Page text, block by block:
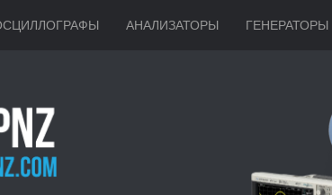
АНАЛИЗАТОРЫ ГЕНЕРАТОРЫ